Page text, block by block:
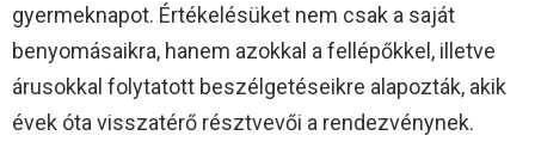
gyermeknapot. Értékelésüket nem csak a saját
benyomásaikra, hanem azokkal a fellépőkkel, illetve
árusokkal folytatott beszélgetéseikre alapozták, akik
évek óta visszatérő résztvevői a rendezvénynek.